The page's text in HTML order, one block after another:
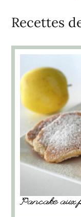
Recettes
Pancake aux